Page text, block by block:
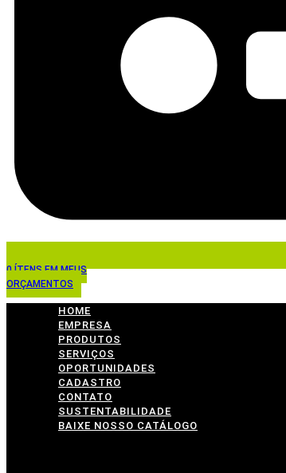
0 ÍTENS EM MEUS
ORÇAMENTOS
HOME
EMPRESA
PRODUTOS
SERVIÇOS
OPORTUNIDADES
CADASTRO
CONTATO
SUSTENTABILIDADE
BAIXE NOSSO CATÁLOGO